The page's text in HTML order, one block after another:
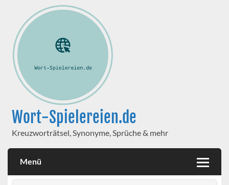
Wort-Spielereien.de
Kreuzworträtsel, Synonyme, Sprüche & mehr
Menü